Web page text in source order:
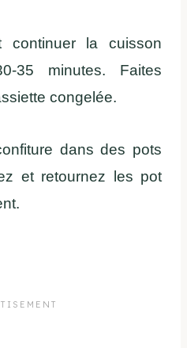
la cuisson
35 minutes. Faites
congelée.
dans des pots
et retournez les pot